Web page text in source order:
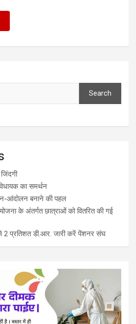
Search
का समर्थन
आंदोलन बनाने की पहल
के अंतर्गत छात्राओं को वितरित की गई
2 प्रतिशत डी.आर. जारी करें पेंशनर संघ